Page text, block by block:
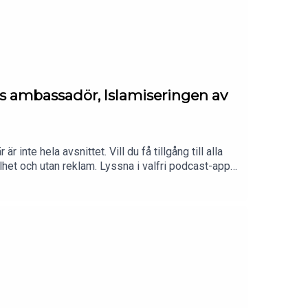
ambassadör, Islamiseringen av
är inte hela avsnittet. Vill du få tillgång till alla
och utan reklam. Lyssna i valfri podcast-app,